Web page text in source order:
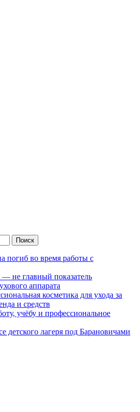
погиб во время работы с
не главный показатель
аппарата
косметика для ухода за
и средств
учёбу и профессиональное
детского лагеря под Барановичами